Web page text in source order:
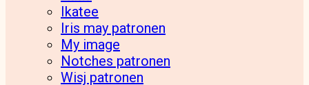
Ikatee
Iris may patronen
My image
Notches patronen
Wisj patronen